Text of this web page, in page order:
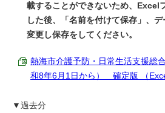
載することができないため、Excel
した後、「名前を付けて保存」、
変更し保存をしてください。
熱海市介護予防・日常生活支援総
和8年6月1日から） 確定版 （
▼過去分